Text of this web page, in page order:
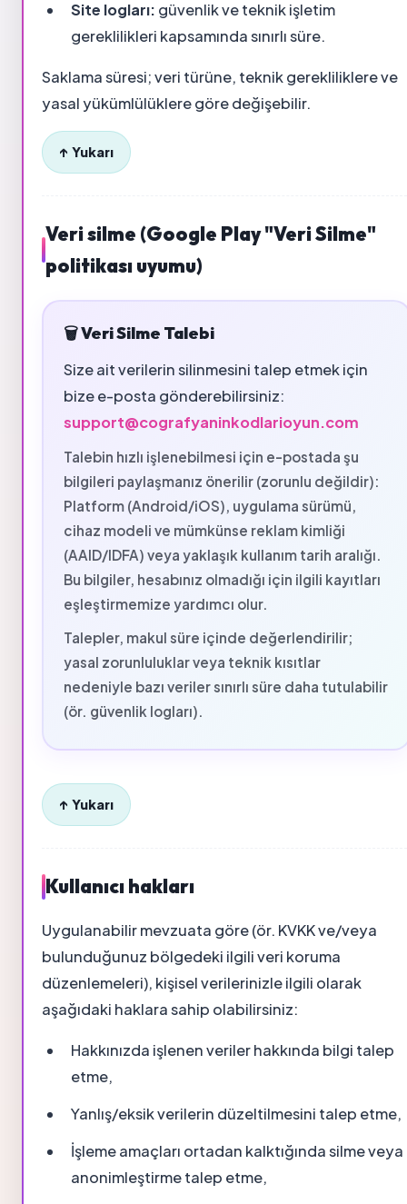
Site logları: güvenlik ve teknik işletim
gereklilikleri kapsamında sınırlı süre.
Saklama süresi; veri türüne, teknik gerekliliklere ve
yasal yükümlülüklere göre değişebilir.
↑ Yukarı
Veri silme (Google Play "Veri Silme"
politikası uyumu)
🗑️ Veri Silme Talebi
Size ait verilerin silinmesini talep etmek için
bize e-posta gönderebilirsiniz:
support@cografyaninkodlarioyun.com
Talebin hızlı işlenebilmesi için e-postada şu
bilgileri paylaşmanız önerilir (zorunlu değildir):
Platform (Android/iOS), uygulama sürümü,
cihaz modeli ve mümkünse reklam kimliği
(AAID/IDFA) veya yaklaşık kullanım tarih aralığı.
Bu bilgiler, hesabınız olmadığı için ilgili kayıtları
eşleştirmemize yardımcı olur.
Talepler, makul süre içinde değerlendirilir;
yasal zorunluluklar veya teknik kısıtlar
nedeniyle bazı veriler sınırlı süre daha tutulabilir
(ör. güvenlik logları).
↑ Yukarı
Kullanıcı hakları
Uygulanabilir mevzuata göre (ör. KVKK ve/veya
bulunduğunuz bölgedeki ilgili veri koruma
düzenlemeleri), kişisel verilerinizle ilgili olarak
aşağıdaki haklara sahip olabilirsiniz:
Hakkınızda işlenen veriler hakkında bilgi talep
etme,
Yanlış/eksik verilerin düzeltilmesini talep etme,
İşleme amaçları ortadan kalktığında silme veya
anonimleştirme talep etme,